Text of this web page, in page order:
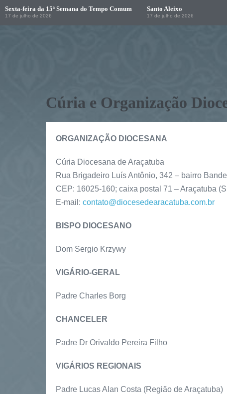
Sexta-feira da 15ª Semana do Tempo Comum
17 de julho de 2026
Santo Aleixo
17 de julho de 2026
Cúria e Organização
ORGANIZAÇÃO DIOCESANA
Cúria Diocesana de Araçatuba
Rua Brigadeiro Luís Antônio, 342 – bairro
CEP: 16025-160; caixa postal 71 – Araçatuba
E-mail: contato@diocesedearacatuba.com.br
BISPO DIOCESANO
Dom Sergio Krzywy
VIGÁRIO-GERAL
Padre Charles Borg
CHANCELER
Padre Dr Orivaldo Pereira Filho
VIGÁRIOS REGIONAIS
Padre Lucas Alan Costa (Região de Araçatuba)